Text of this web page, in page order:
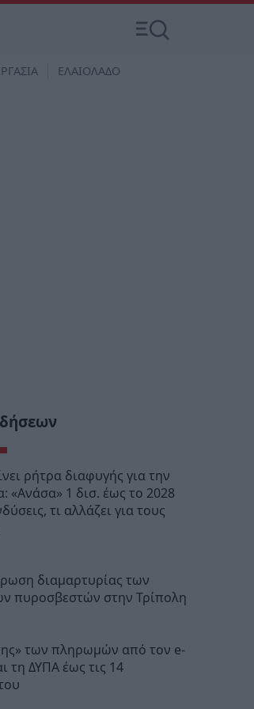
ΕΛΑΙΟΛΑΔΟ
ρήτρα διαφυγής για την
«Ανάσα» 1 δισ. έως το 2028
τι αλλάζει για τους
διαμαρτυρίας των
πυροσβεστών στην Τρίπολη
των πληρωμών από τον e-
τη ΔΥΠΑ έως τις 14